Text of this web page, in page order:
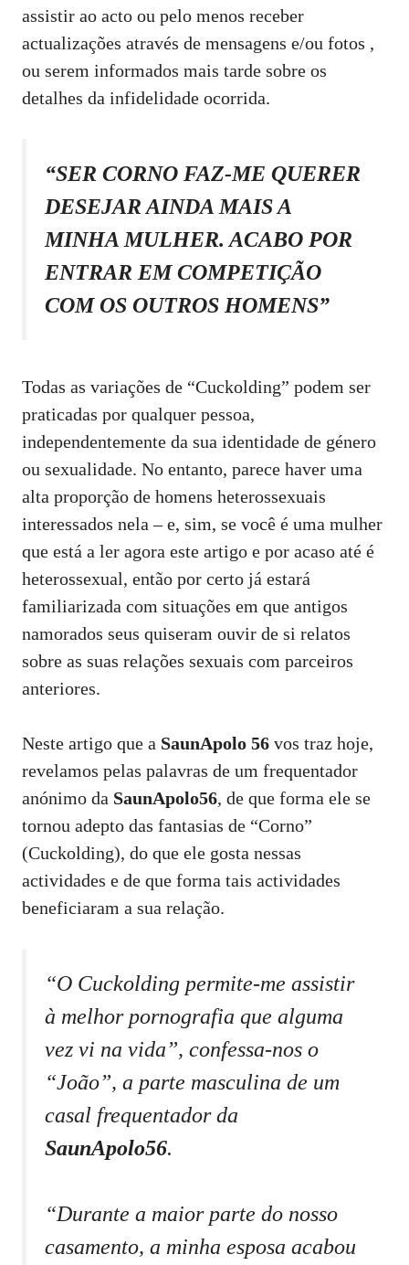
assistir ao acto ou pelo menos receber
actualizações através de mensagens e/ou fotos ,
ou serem informados mais tarde sobre os
detalhes da infidelidade ocorrida.
“SER CORNO FAZ-ME QUERER
DESEJAR AINDA MAIS A
MINHA MULHER. ACABO POR
ENTRAR EM COMPETIÇÃO
COM OS OUTROS HOMENS”
Todas as variações de “Cuckolding” podem ser
praticadas por qualquer pessoa,
independentemente da sua identidade de género
ou sexualidade. No entanto, parece haver uma
alta proporção de homens heterossexuais
interessados ​​nela – e, sim, se você é uma mulher
que está a ler agora este artigo e por acaso até é
heterossexual, então por certo já estará
familiarizada com situações em que antigos
namorados seus quiseram ouvir de si relatos
sobre as suas relações sexuais com parceiros
anteriores.
Neste artigo que a SaunApolo 56 vos traz hoje,
revelamos pelas palavras de um frequentador
anónimo da SaunApolo56, de que forma ele se
tornou adepto das fantasias de “Corno”
(Cuckolding), do que ele gosta nessas
actividades e de que forma tais actividades
beneficiaram a sua relação.
“O Cuckolding permite-me assistir
à melhor pornografia que alguma
vez vi na vida”, confessa-nos o
“João”, a parte masculina de um
casal frequentador da
SaunApolo56.
“Durante a maior parte do nosso
casamento, a minha esposa acabou